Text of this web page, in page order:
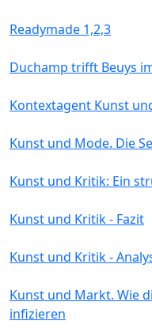
Readymade 1,2,3
Duchamp trifft Beuys
Kontextagent Kunst
Kunst und Mode. Die
Kunst und Kritik: Ein
Kunst und Kritik - Fazit
Kunst und Kritik -
Kunst und Markt. Wie
infizieren